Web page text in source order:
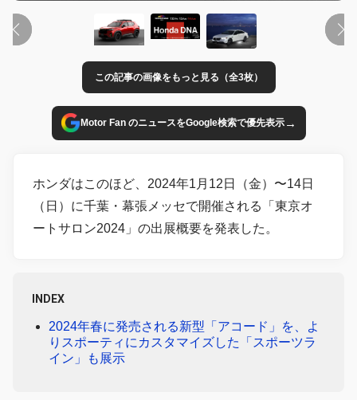
この記事の画像をもっと見る（全3枚）
Motor Fan のニュースをGoogle検索で優先表示→
ホンダはこのほど、2024年1月12日（金）〜14日
（日）に千葉・幕張メッセで開催される「東京オ
ートサロン2024」の出展概要を発表した。
INDEX
2024年春に発売される新型「アコード」を、よ
りスポーティにカスタマイズした「スポーツラ
イン」も展示